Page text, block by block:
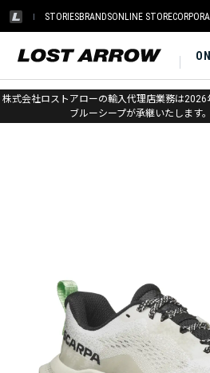
STORIESBRANDSONLINE STORE
株式会社ロストアローの輸入代理店業務は
ブルーシープが承継いたします。
ホーム > スカルパ > トレイル